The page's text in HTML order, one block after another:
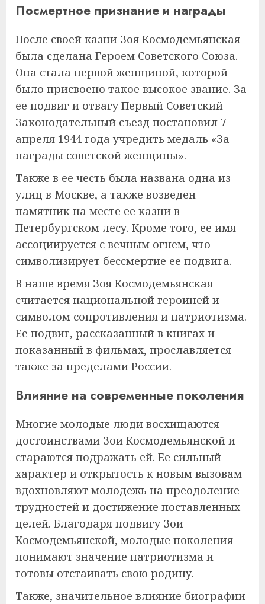
Посмертное признание и награды
После своей казни Зоя Космодемьянская
была сделана Героем Советского Союза.
Она стала первой женщиной, которой
было присвоено такое высокое звание. За
ее подвиг и отвагу Первый Советский
Законодательный съезд постановил 7
апреля 1944 года учредить медаль «За
награды советской женщины».
Также в ее честь была названа одна из
улиц в Москве, а также возведен
памятник на месте ее казни в
Петербургском лесу. Кроме того, ее имя
ассоциируется с вечным огнем, что
символизирует бессмертие ее подвига.
В наше время Зоя Космодемьянская
считается национальной героиней и
символом сопротивления и патриотизма.
Ее подвиг, рассказанный в книгах и
показанный в фильмах, прославляется
также за пределами России.
Влияние на современные поколения
Многие молодые люди восхищаются
достоинствами Зои Космодемьянской и
стараются подражать ей. Ее сильный
характер и открытость к новым вызовам
вдохновляют молодежь на преодоление
трудностей и достижение поставленных
целей. Благодаря подвигу Зои
Космодемьянской, молодые поколения
понимают значение патриотизма и
готовы отстаивать свою родину.
Также, значительное влияние биографии